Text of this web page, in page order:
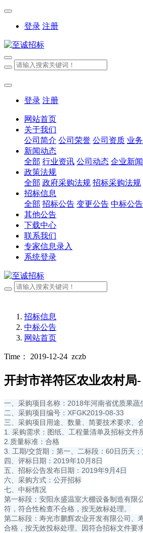
登录 注册
登录 注册
网站首页
关于我们
公司简介 公司荣誉 公司资质 业
新闻动态
全部 行业资讯 公司动态 企业新闻
政策法规
全部 政府采购法规 招标采购法规
招标信息
全部 招标公告 变更公告 中标公告
其他公告
下载中心
联系我们
专家信息录入
系统登录
招标信息
中标公告
网站首页
Time： 2019-12-24 zczb
开封市祥符区农业农村局
一、采购项目名称：2018年河南省优质果蔬
二、采购项目编号：XFGK2019-08-33
三、采购项目用途、数量、简要技术要求、
1. 采购需求：图纸、工程量清单及招标文件
2.质量标准：合格
3. 工期/交货期：第一、二标段：60日历天
四、评标日期：2019年10月8日
五、招标公告发布日期：2019年9月4日
六、采购方式：公开招标
七、中标情况
第一标段：安阳永盛温室大棚设备制造有限
符，符合性检查不合格，按无效标处理。
第二标段：寿光市鹏辉农业开发有限公司、
合格，按无效投标处理。因符合招标文件要